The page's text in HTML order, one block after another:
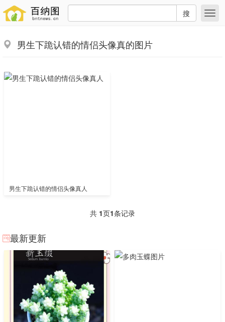
搜
男生下跪认错的情侣头像真的图片
男生下跪认错的情侣头像真人
共 1页1条记录
最新更新